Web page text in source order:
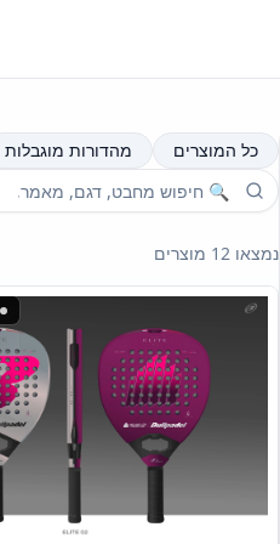
כל המוצרים מהדורות מוגבלות
נמצאו 12 מוצרים